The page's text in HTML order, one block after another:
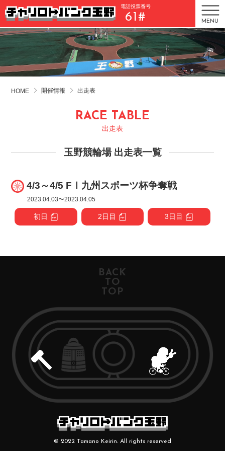
電話投票番号
61# MENU
HOME 開催情報 出走表
RACE TABLE
出走表
玉野競輪場 出走表一覧
4/3～4/5 FⅠ九州スポーツ杯争奪戦
2023.04.03〜2023.04.05
初日 2日目 3日目
BACK
TO
TOP
© 2022 Tamano Keirin. All rights reserved